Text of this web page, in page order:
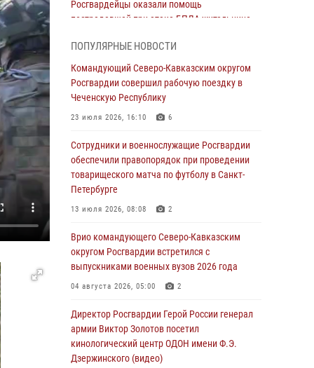
Росгвардейцы оказали помощь
пострадавшей при атаке БПЛА жительнице
Делегация Росгвардии почтила память
защитников Ленинграда
09 августа 2026, 11:12
«Я расскажу вам о Герое»: подвиг Героя
России Сергея Перца (видео)
09 августа 2026, 11:00 1
Росгвардейцы в зоне СВО передали подарки
09 августа 2026, 09:00
В Центральных регионах России
продолжается ведомственная акция
09 августа 2026, 08:00 8
В Чеченской Республике пожарные расчеты
Росгвардии и МЧС отработали
ПОПУЛЯРНЫЕ НОВОСТИ
Командующий Северо-Кавказским округом
Росгвардии совершил рабочую поездку в
Чеченскую Республику
23 июля 2026, 16:10 6
Сотрудники и военнослужащие Росгвардии
обеспечили правопорядок при проведении
товарищеского матча по футболу в Санкт-
Петербурге
13 июля 2026, 08:08 2
Врио командующего Северо-Кавказским
округом Росгвардии встретился с
выпускниками военных вузов 2026 года
04 августа 2026, 05:00 2
Директор Росгвардии Герой России генерал
армии Виктор Золотов посетил
кинологический центр ОДОН имени Ф.Э.
Дзержинского (видео)